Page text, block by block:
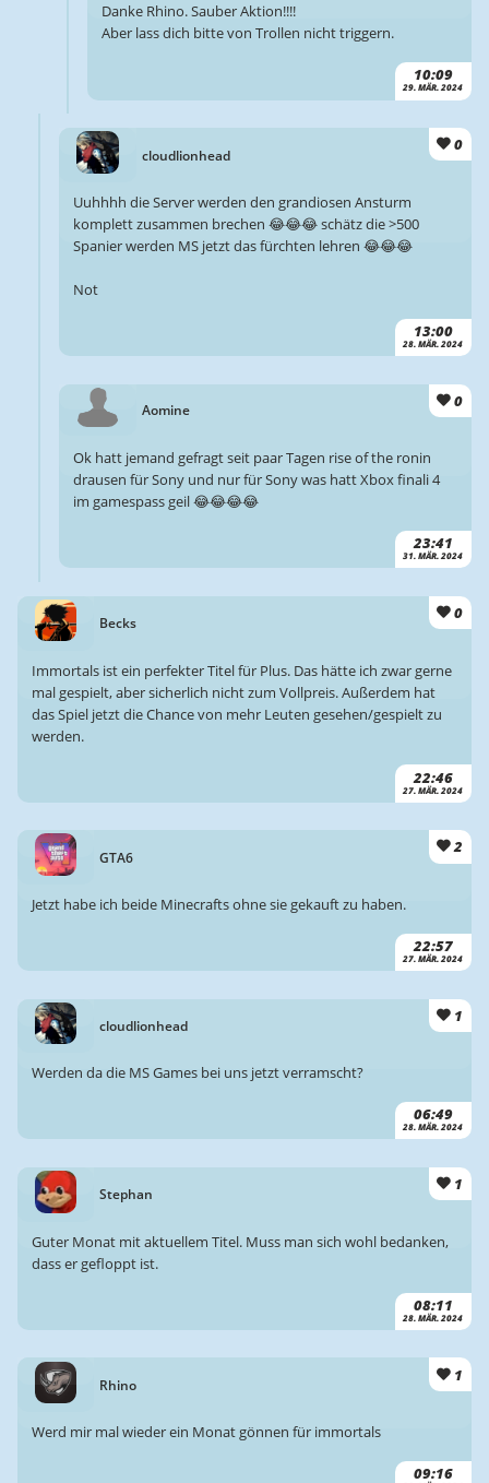
10:09
29. MÄR. 2024
Danke Rhino. Sauber Aktion!!!!
Aber lass dich bitte von Trollen nicht triggern.
cloudlionhead
0
13:00
28. MÄR. 2024
Uuhhhh die Server werden den grandiosen Ansturm
komplett zusammen brechen 😂😂😂 schätz die >500
Spanier werden MS jetzt das fürchten lehren 😂😂😂
Not
Aomine 0
23:41
31. MÄR. 2024
Ok hatt jemand gefragt seit paar Tagen rise of the ronin
drausen für Sony und nur für Sony was hatt Xbox finali 4
im gamespass geil 😂😂😂😂
Becks
0
22:46
27. MÄR. 2024
Immortals ist ein perfekter Titel für Plus. Das hätte ich zwar gerne
mal gespielt, aber sicherlich nicht zum Vollpreis. Außerdem hat
das Spiel jetzt die Chance von mehr Leuten gesehen/gespielt zu
werden.
GTA6
2
22:57
27. MÄR. 2024
Jetzt habe ich beide Minecrafts ohne sie gekauft zu haben.
cloudlionhead
1
06:49
28. MÄR. 2024
Werden da die MS Games bei uns jetzt verramscht?
Stephan
1
08:11
28. MÄR. 2024
Guter Monat mit aktuellem Titel. Muss man sich wohl bedanken,
dass er gefloppt ist.
Rhino
1
09:16
Werd mir mal wieder ein Monat gönnen für immortals